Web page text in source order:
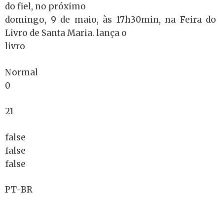
do fiel, no próximo
domingo, 9 de maio, às 17h30min, na Feira do
Livro de Santa Maria. lança o
livro
Normal
0
21
false
false
false
PT-BR